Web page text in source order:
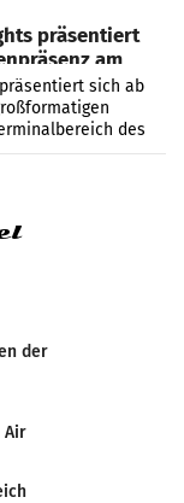
präsentiert
am
sich ab
des
befindet sich im
der
Air